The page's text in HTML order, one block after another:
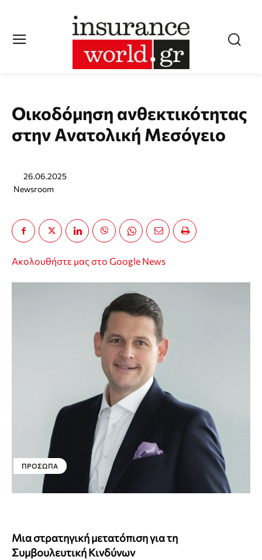
Οικοδόμηση ανθεκτικότητας
στην Ανατολική Μεσόγειο
26.06.2025
Newsroom
Ακολουθήστε μας στο Google News
ΠΡΌΣΩΠΑ
Μια στρατηγική μετατόπιση για τη
Συμβουλευτική Κινδύνων